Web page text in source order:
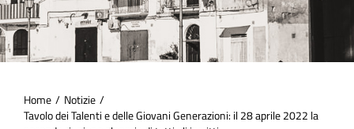
Atti e Docunenti
Notizie
Home
Notizie
Tavolo dei Talenti e delle Giovani Generazioni: il 28 aprile 2022 la